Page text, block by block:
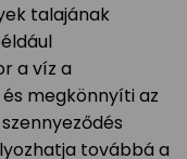
talajának
a víz a
megkönnyíti az
továbbá a